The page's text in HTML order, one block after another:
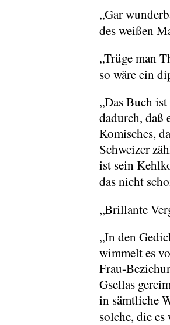
„Gar
des weißen
„Trüge man
so wäre ein
„Das Buch
dadurch, daß
Komisches,
Schweizer
ist sein
das nicht
„Brillante
„In den
wimmelt es
Frau-
Gsellas
in sämtliche
solche, die